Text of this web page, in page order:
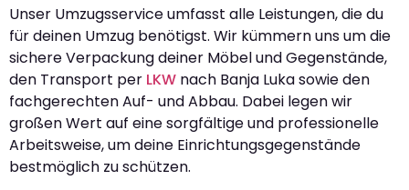
Unser Umzugsservice umfasst alle Leistungen, die du
für deinen Umzug benötigst. Wir kümmern uns um die
sichere Verpackung deiner Möbel und Gegenstände,
den Transport per LKW nach Banja Luka sowie den
fachgerechten Auf- und Abbau. Dabei legen wir
großen Wert auf eine sorgfältige und professionelle
Arbeitsweise, um deine Einrichtungsgegenstände
bestmöglich zu schützen.